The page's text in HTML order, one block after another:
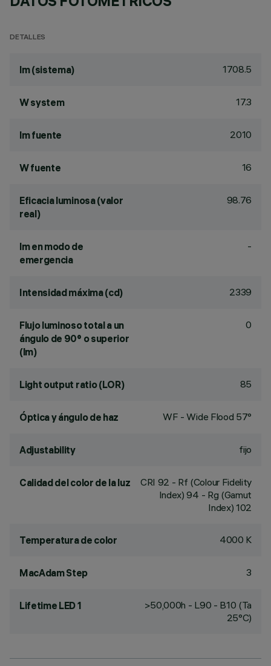
DETALLES
lm (sistema) 1708.5
W system 17.3
lm fuente 2010
W fuente 16
Eficacia luminosa (valor
real)
98.76
lm en modo de
emergencia
-
Intensidad máxima (cd) 2339
Flujo luminoso total a un
ángulo de 90° o superior
(lm)
0
Light output ratio (LOR) 85
Óptica y ángulo de haz WF - Wide Flood 57°
Adjustability fijo
Calidad del color de la luz CRI 92 - Rf (Colour Fidelity
Index) 94 - Rg (Gamut
Index) 102
Temperatura de color 4000 K
MacAdam Step 3
Lifetime LED 1
>50,000h - L90 - B10 (Ta
25°C)